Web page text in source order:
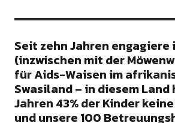
Seit zehn Jahren engagiere
(inzwischen mit der
fürAids-Waisen im
Swasiland – in diesem Land
Jahren 43% der Kinder
und unsere 100